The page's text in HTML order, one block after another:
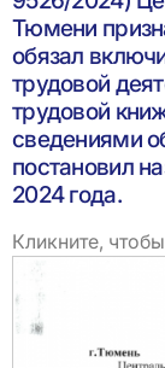
Тюмени
обязал
трудовой
трудовой
сведениями
постановил
2024 года.
Кликните,